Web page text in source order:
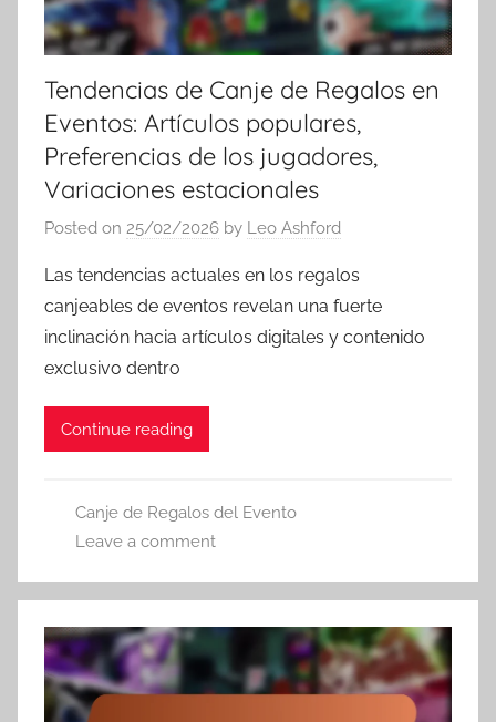
Tendencias de Canje de Regalos en
Eventos: Artículos populares,
Preferencias de los jugadores,
Variaciones estacionales
Posted on 25/02/2026 by Leo Ashford
Las tendencias actuales en los regalos
canjeables de eventos revelan una fuerte
inclinación hacia artículos digitales y contenido
exclusivo dentro
Continue reading
Canje de Regalos del Evento
Leave a comment